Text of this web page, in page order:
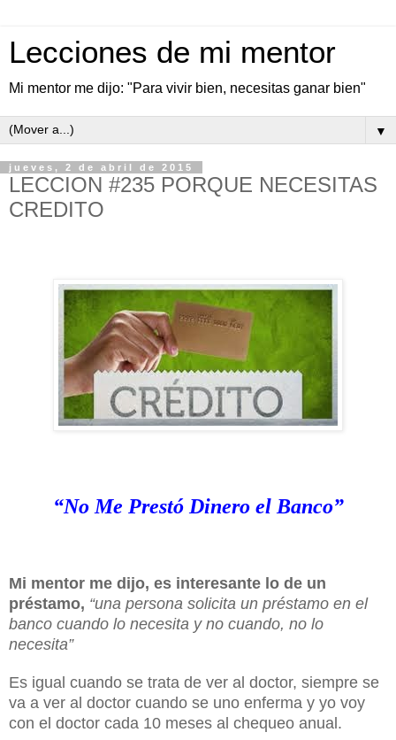
Lecciones de mi mentor
Mi mentor me dijo: "Para vivir bien, necesitas ganar bien"
▼
jueves, 2 de abril de 2015
LECCION #235 PORQUE NECESITAS
CREDITO
“No Me Prestó Dinero el Banco”
Mi mentor me dijo, es interesante lo de un
préstamo, “una persona solicita un préstamo en el
banco cuando lo necesita y no cuando, no lo
necesita”
Es igual cuando se trata de ver al doctor, siempre se
va a ver al doctor cuando se uno enferma y yo voy
con el doctor cada 10 meses al chequeo anual.